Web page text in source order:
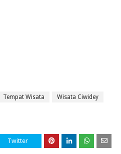
Tempat Wisata Wisata Ciwidey
Twitter